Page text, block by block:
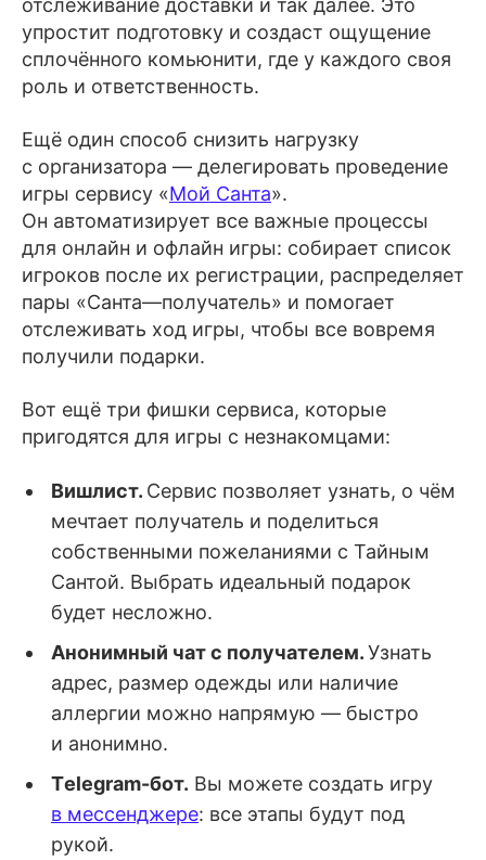
отслеживание доставки и так далее. Это
упростит подготовку и создаст ощущение
сплочённого комьюнити, где у каждого своя
роль и ответственность.
Ещё один способ снизить нагрузку
с организатора — делегировать проведение
игры сервису «Мой Санта».
Он автоматизирует все важные процессы
для онлайн и офлайн игры: собирает список
игроков после их регистрации, распределяет
пары «Санта—получатель» и помогает
отслеживать ход игры, чтобы все вовремя
получили подарки.
Вот ещё три фишки сервиса, которые
пригодятся для игры с незнакомцами:
Вишлист. Сервис позволяет узнать, о чём
мечтает получатель и поделиться
собственными пожеланиями с Тайным
Сантой. Выбрать идеальный подарок
будет несложно.
Анонимный чат с получателем.Узнать
адрес, размер одежды или наличие
аллергии можно напрямую — быстро
и анонимно.
Тelegram-бот. Вы можете создать игру
в мессенджере: все этапы будут под
рукой.